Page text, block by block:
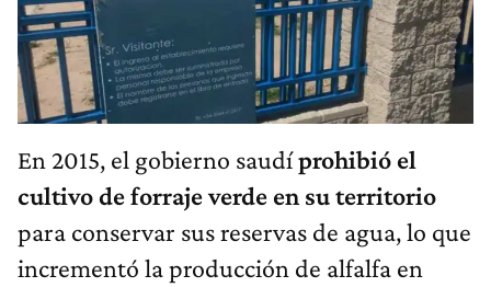
En 2015, el gobierno saudíprohibió el
cultivo de forraje verde en su territorio
para conservar sus reservas de agua, lo que
incrementó la producción de alfalfa en